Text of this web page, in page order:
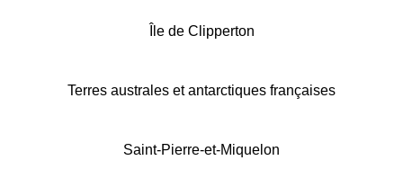
Île de Clipperton
Terres australes et antarctiques françaises
Saint-Pierre-et-Miquelon